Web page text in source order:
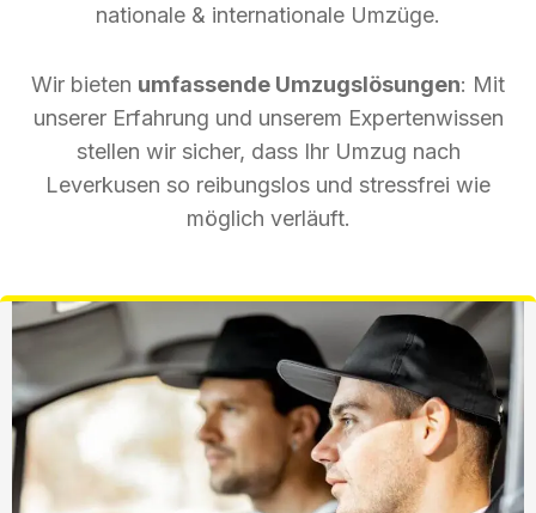
nationale & internationale Umzüge.
Wir bieten umfassende Umzugslösungen: Mit
unserer Erfahrung und unserem Expertenwissen
stellen wir sicher, dass Ihr Umzug nach
Leverkusen so reibungslos und stressfrei wie
möglich verläuft.